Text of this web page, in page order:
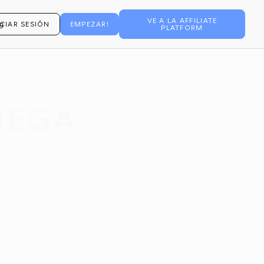
SESIÓN EMPEZAR!
VE A LA AFFILIATE
PLATFORM